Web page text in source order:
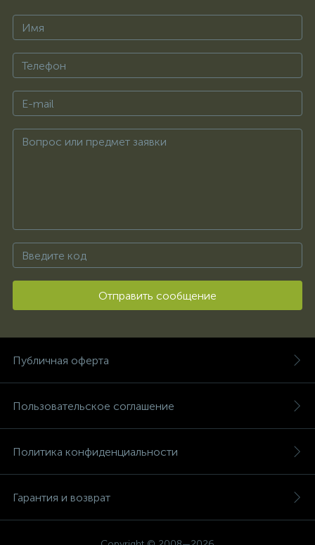
Отправить сообщение
Публичная оферта
Пользовательское соглашение
Политика конфиденциальности
Гарантия и возврат